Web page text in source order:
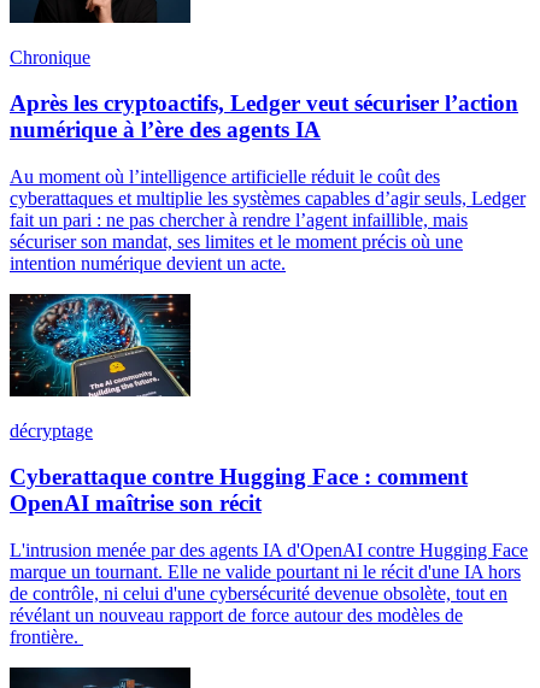
Chronique
Après les cryptoactifs, Ledger veut sécuriser l’action
numérique à l’ère des agents IA
Au moment où l’intelligence artificielle réduit le coût des
cyberattaques et multiplie les systèmes capables d’agir seuls, Ledger
fait un pari : ne pas chercher à rendre l’agent infaillible, mais
sécuriser son mandat, ses limites et le moment précis où une
intention numérique devient un acte.
décryptage
Cyberattaque contre Hugging Face : comment
OpenAI maîtrise son récit
L'intrusion menée par des agents IA d'OpenAI contre Hugging Face
marque un tournant. Elle ne valide pourtant ni le récit d'une IA hors
de contrôle, ni celui d'une cybersécurité devenue obsolète, tout en
révélant un nouveau rapport de force autour des modèles de
frontière.